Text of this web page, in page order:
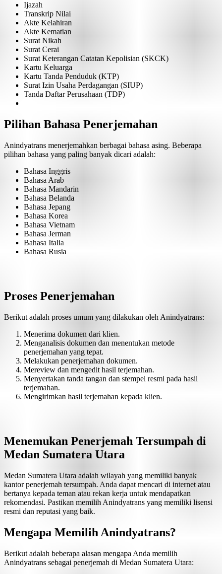
Ijazah
Transkrip Nilai
Akte Kelahiran
Akte Kematian
Surat Nikah
Surat Cerai
Surat Keterangan Catatan Kepolisian (SKCK)
Kartu Keluarga
Kartu Tanda Penduduk (KTP)
Surat Izin Usaha Perdagangan (SIUP)
Tanda Daftar Perusahaan (TDP)
Pilihan Bahasa Penerjemahan
Anindyatrans menerjemahkan berbagai bahasa asing. Beberapa
pilihan bahasa yang paling banyak dicari adalah:
Bahasa Inggris
Bahasa Arab
Bahasa Mandarin
Bahasa Belanda
Bahasa Jepang
Bahasa Korea
Bahasa Vietnam
Bahasa Jerman
Bahasa Italia
Bahasa Rusia
Proses Penerjemahan
Berikut adalah proses umum yang dilakukan oleh Anindyatrans:
Menerima dokumen dari klien.
Menganalisis dokumen dan menentukan metode
penerjemahan yang tepat.
Melakukan penerjemahan dokumen.
Mereview dan mengedit hasil terjemahan.
Menyertakan tanda tangan dan stempel resmi pada hasil
terjemahan.
Mengirimkan hasil terjemahan kepada klien.
Menemukan Penerjemah Tersumpah di
Medan Sumatera Utara
Medan Sumatera Utara adalah wilayah yang memiliki banyak
kantor penerjemah tersumpah. Anda dapat mencari di internet atau
bertanya kepada teman atau rekan kerja untuk mendapatkan
rekomendasi. Pastikan memilih Anindyatrans yang memiliki lisensi
resmi dan reputasi yang baik.
Mengapa Memilih Anindyatrans?
Berikut adalah beberapa alasan mengapa Anda memilih
Anindyatrans sebagai penerjemah di Medan Sumatera Utara: